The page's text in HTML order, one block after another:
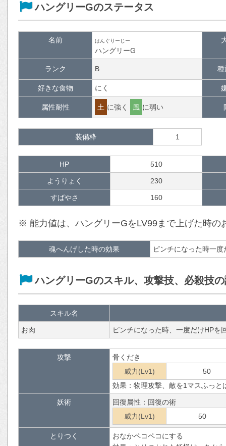
ハングリーGのステータス
名前 はんぐりーじー
ハングリーG
ランク B 種
好きな食物 にく
属性耐性 土 に強く 風 に弱い
装備枠 1
HP 510
ようりょく 230
すばやさ 160
※ 能力値は、ハングリーGをLV99まで上げた時の
魂へんげした時の効果 ピンチになった時一
ハングリーGのスキル、攻撃技、必殺技
スキル名
お肉 ピンチになった時、一度だけHPを
攻撃
骨くだき
威力(Lv1)
50
効果：物理攻撃、敵を1マスふっと
妖術
回復属性：回復の術
威力(Lv1)
50
とりつく
おなかペコペコにする